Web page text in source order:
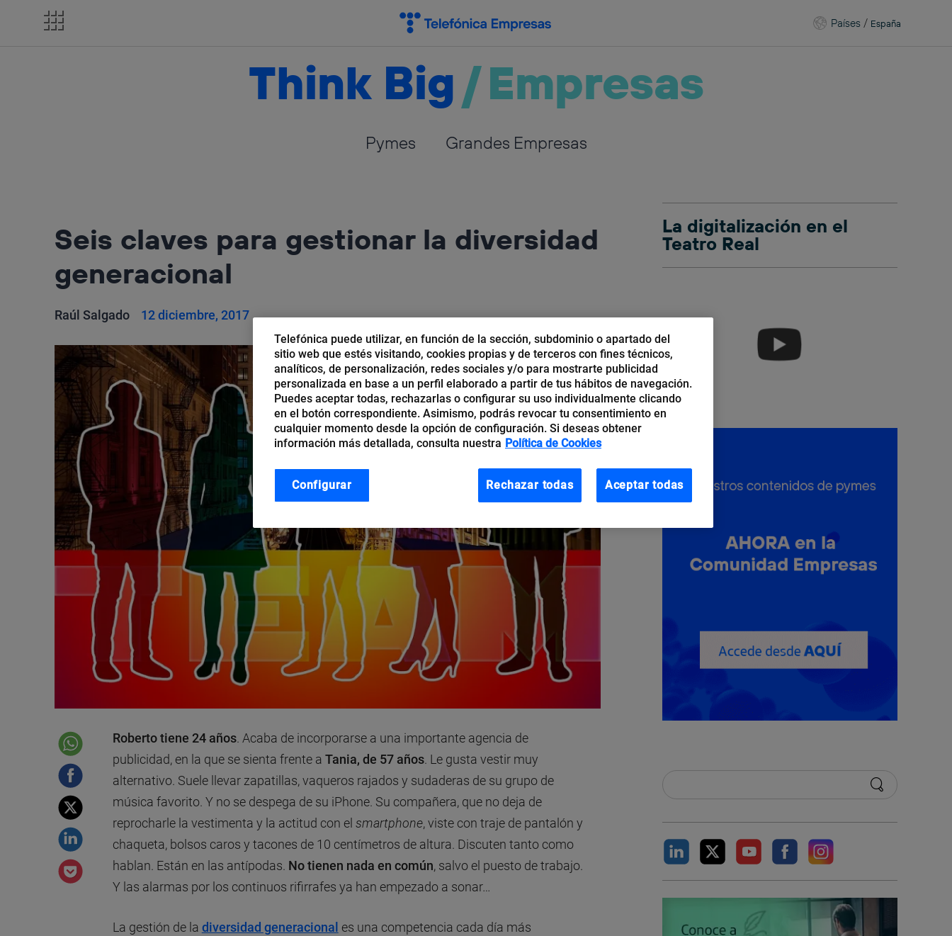
Países / España
Think Big/Empresas
Pymes Grandes Empresas
Seis claves para gestionar la diversidad
generacional
Raúl Salgado 12 diciembre, 2017
Roberto tiene 24 años. Acaba de incorporarse a una importante agencia de
publicidad, en la que se sienta frente a Tania, de 57 años. Le gusta vestir muy
alternativo. Suele llevar zapatillas, vaqueros rajados y sudaderas de su grupo de
música favorito. Y no se despega de su iPhone. Su compañera, que no deja de
reprocharle la vestimenta y la actitud con el smartphone, viste con traje de pantalón y
chaqueta, bolsos caros y tacones de 10 centímetros de altura. Discuten tanto como
hablan. Están en las antípodas. No tienen nada en común, salvo el puesto de trabajo.
Y las alarmas por los continuos rifirrafes ya han empezado a sonar…
La gestión de la diversidad generacional es una competencia cada día más
La digitalización en el
Teatro Real
Telefónica puede utilizar, en función de la sección, subdominio o apartado del
sitio web que estés visitando, cookies propias y de terceros con fines técnicos,
analíticos, de personalización, redes sociales y/o para mostrarte publicidad
personalizada en base a un perfil elaborado a partir de tus hábitos de navegación.
Puedes aceptar todas, rechazarlas o configurar su uso individualmente clicando
en el botón correspondiente. Asimismo, podrás revocar tu consentimiento en
cualquier momento desde la opción de configuración. Si deseas obtener
información más detallada, consulta nuestra Política de Cookies
Rechazar todas Aceptar todas
Configurar